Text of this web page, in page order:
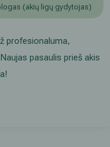
(akių ligų gydytojas)
profesionaluma,
pasaulis prieš akis